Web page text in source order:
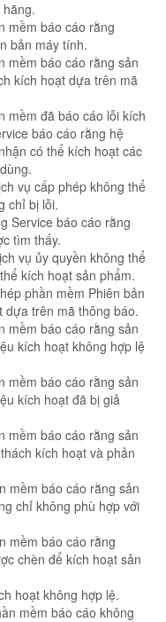
mềm báo cáo rằng
bản máy tính.
mềm báo cáo rằng sản
kích hoạt dựa trên mã
mềm đã báo cáo lỗi kích
báo cáo rằng hệ
có thể kích hoạt các
vụ cấp phép không thể
chỉ bị lỗi.
Service báo cáo rằng
tìm thấy.
vụ ủy quyền không thể
kích hoạt sản phẩm.
phần mềm Phiên bản
dựa trên mã thông báo.
mềm báo cáo rằng sản
kích hoạt không hợp lệ
mềm báo cáo rằng sản
kích hoạt đã bị giả
mềm báo cáo rằng sản
kích hoạt và phản
mềm báo cáo rằng sản
chỉ không phù hợp với
mềm báo cáo rằng
chèn để kích hoạt sản
hoạt không hợp lệ.
mềm báo cáo không